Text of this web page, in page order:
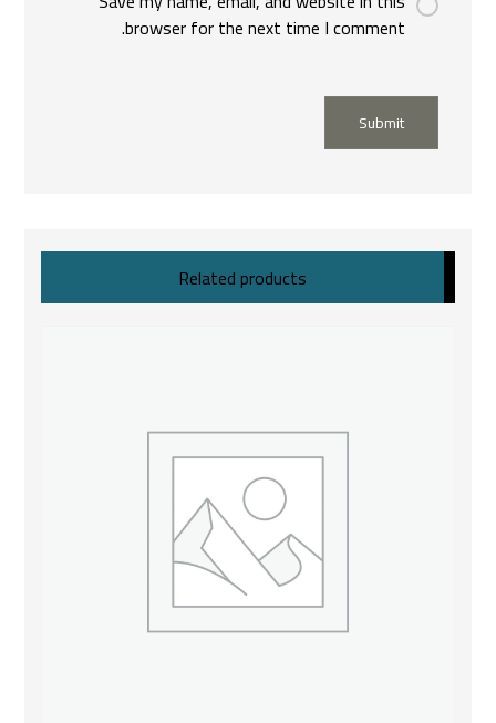
browser for the next time I comment.
Submit
Related products